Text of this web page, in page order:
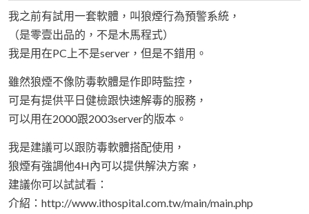
我之前有試用一套軟體，叫狼煙行為預警系統，
（是零壹出品的，不是木馬程式）
我是用在PC上不是server，但是不錯用。
雖然狼煙不像防毒軟體是作即時監控，
可是有提供平日健檢跟快速解毒的服務，
可以用在2000跟2003server的版本。
我是建議可以跟防毒軟體搭配使用，
狼煙有強調他4H內可以提供解決方案，
建議你可以試試看：
介紹：http://www.ithospital.com.tw/main/main.php